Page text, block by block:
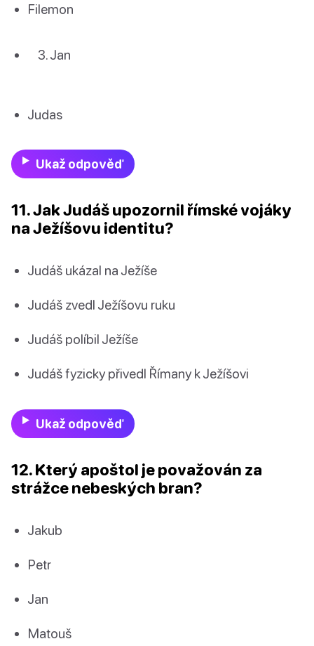
Filemon
Jan
Judas
Ukaž odpověď
11. Jak Judáš upozornil římské vojáky
na Ježíšovu identitu?
Judáš ukázal na Ježíše
Judáš zvedl Ježíšovu ruku
Judáš políbil Ježíše
Judáš fyzicky přivedl Římany k Ježíšovi
Ukaž odpověď
12. Který apoštol je považován za
strážce nebeských bran?
Jakub
Petr
Jan
Matouš